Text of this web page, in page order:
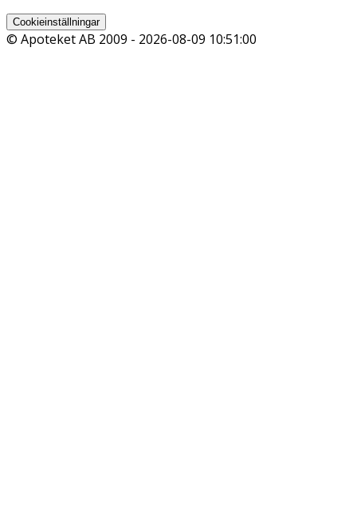
Cookieinställningar
© Apoteket AB 2009 - 2026-08-09 10:51:00